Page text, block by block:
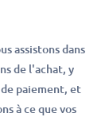
assistons dans
de l'achat, y
paiement, et
à ce que vos